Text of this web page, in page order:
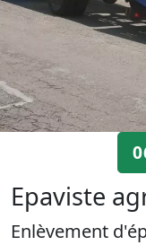
Epaviste
Enlèvement